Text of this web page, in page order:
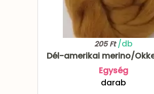
205 Ft/db
Dél-amerikai merino/
Egység
darab